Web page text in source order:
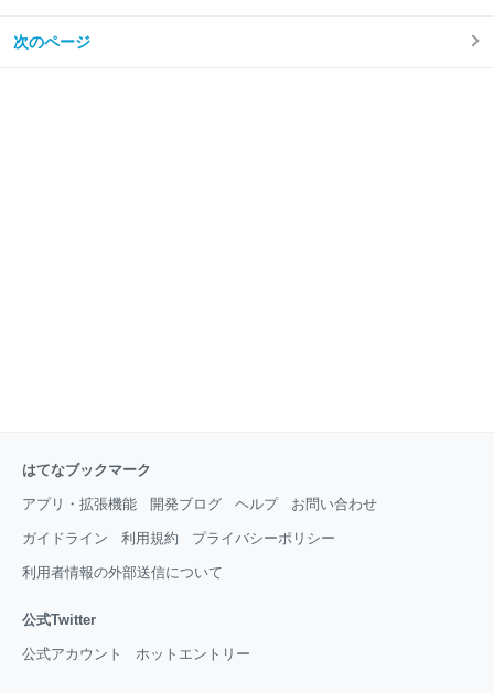
（編集） シリーズ既刊本も好評発売中 → 紹介ページ
撃的なデータが浮き彫りになりました。 「内向き日本
次のページ
はてなブックマーク
アプリ・拡張機能 開発ブログ ヘルプ お問い合わせ
ガイドライン 利用規約 プライバシーポリシー
利用者情報の外部送信について
公式Twitter
公式アカウント ホットエントリー